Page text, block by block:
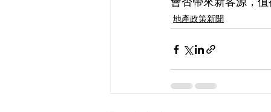
會否帶來新客源，
地產政策新聞